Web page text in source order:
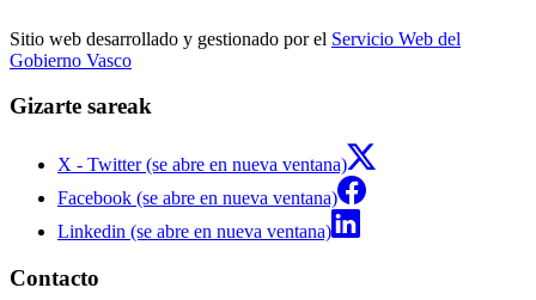
Sitio web desarrollado y gestionado por el Servicio Web del
Gobierno Vasco
Gizarte sareak
X - Twitter (se abre en nueva ventana)
Facebook (se abre en nueva ventana)
Linkedin (se abre en nueva ventana)
Contacto